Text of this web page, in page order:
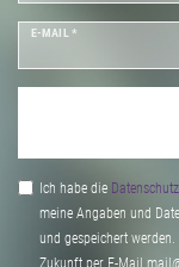
E-MAIL *
Ich habe die
meine Angaben und
und gespeichert
Zukunft per E-Mail